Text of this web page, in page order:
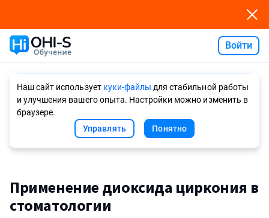
Войти
Наш сайт использует куки-файлы для стабильной работы
и улучшения вашего опыта. Настройки можно изменить в
браузере.
Управлять
Понятно
Применение диоксида циркония в
стоматологии